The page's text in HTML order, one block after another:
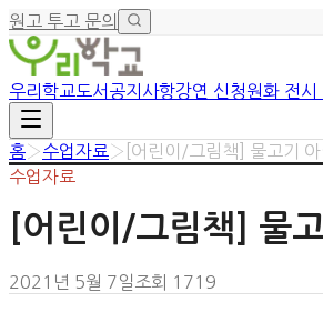
원고 투고 문의
우리학교 도서 공지사항강연 신청원화 전시
홈›수업자료 › [어린이/그림책] 물고기 아
수업자료
[어린이/그림책] 물
2021년 5월 7일 조회 1719